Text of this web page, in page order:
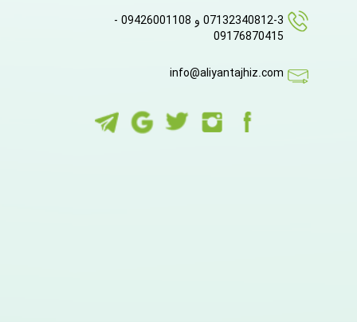
07132340812-3 و 09426001108 -
09176870415
info@aliyantajhiz.com